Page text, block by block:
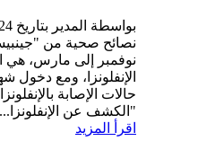
بواسطة المدير بتاريخ 24-01-19
نصائح صحية من
نوفمبر إلى مارس، هي
الإنفلونزا، ومع دخول
حالات الإصابة
"الكشف عن الإنفلونزا...
اقرأ المزيد